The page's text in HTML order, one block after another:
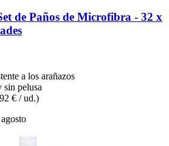
de Paños de Microfibra -​ 32 x
a los arañazos
sin pelusa
€ / ud.)